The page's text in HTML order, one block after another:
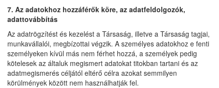
7. Az adatokhoz hozzáférők köre, az adatfeldolgozók,
adattovábbítás
Az adatrögzítést és kezelést a Társaság, illetve a Társaság tagjai,
munkavállalói, megbízottai végzik. A személyes adatokhoz e fenti
személyeken kívül más nem férhet hozzá, a személyek pedig
kötelesek az általuk megismert adatokat titokban tartani és az
adatmegismerés céljától eltérő célra azokat semmilyen
körülmények között nem használhatják fel.